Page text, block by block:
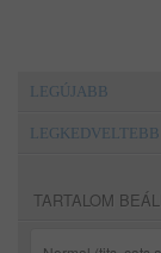
LEGÚJABB
LEGKEDVELTEBB
TARTALOM